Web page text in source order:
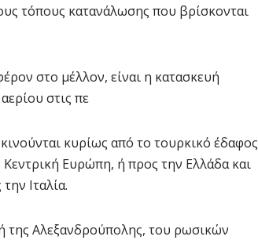
τόπους κατανάλωσης που βρίσκονται
στο μέλλον, είναι η κατασκευή
στις πε
κυρίως από το τουρκικό έδαφος
Κεντρική Ευρώπη, ή προς την Ελλάδα και
Ιταλία.
της Αλεξανδρούπολης, του ρωσικών